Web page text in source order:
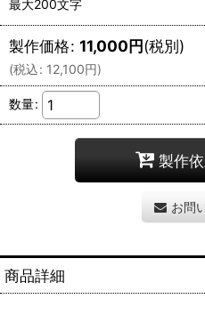
最大200文字
製作価格: 11,000円(税別)
(税込: 12,100円)
数量:
製作
お問
商品詳細